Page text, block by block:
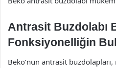
Antrasit Buzdolabı
Fonksiyonelliğin
Beko’nun antrasit